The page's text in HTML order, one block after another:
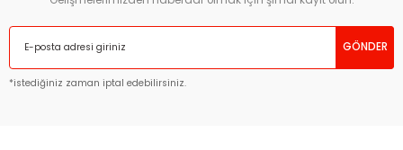
Ürün bilgilerinde hatalar bulunuyor.
Ürün fiyatı diğer sitelerden daha pahalı.
GÖNDER
*istediğiniz zaman iptal edebilirsiniz.